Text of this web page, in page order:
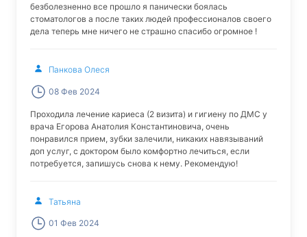
безболезненно все прошло я панически боялась
стоматологов а после таких людей профессионалов своего
дела теперь мне ничего не страшно спасибо огромное !
Панкова Олеся
08 Фев 2024
Проходила лечение кариеса (2 визита) и гигиену по ДМС у
врача Егорова Анатолия Константиновича, очень
понравился прием, зубки залечили, никаких навязываний
доп услуг, с доктором было комфортно лечиться, если
потребуется, запишусь снова к нему. Рекомендую!
Татьяна
01 Фев 2024